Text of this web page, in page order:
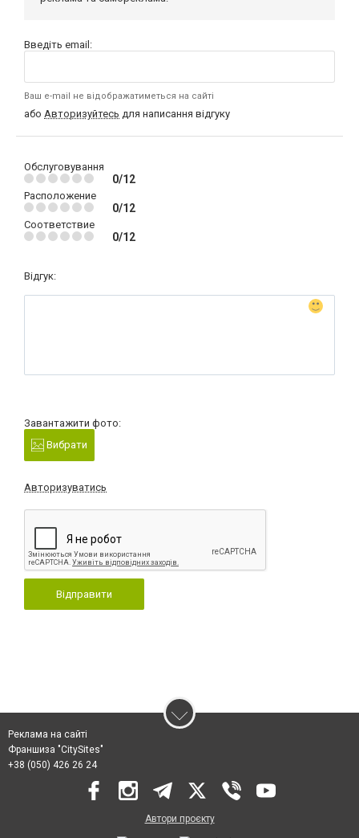
Введіть email:
Ваш e-mail не відображатиметься на сайті
або Авторизуйтесь для написання відгуку
Обслуговування
0/12
Расположение
0/12
Соответствие
0/12
Відгук:
Завантажити фото:
Вибрати
Авторизуватись
Відправити
Реклама на сайті
Франшиза "CitySites"
+38 (050) 426 26 24
Автори проєкту